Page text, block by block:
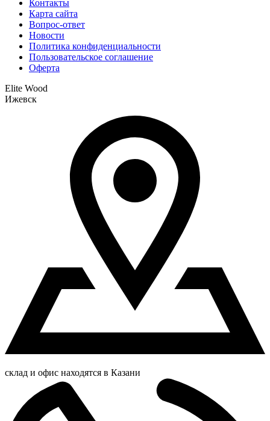
Контакты
Карта сайта
Вопрос-ответ
Новости
Политика конфиденциальности
Пользовательское соглашение
Оферта
Elite Wood
Ижевск
склад и офис находятся в Казани